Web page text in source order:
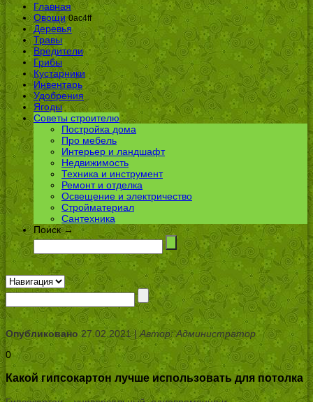
Главная
Овощи 0ac4ff
Деревья
Травы
Вредители
Грибы
Кустарники
Инвентарь
Удобрения
Ягоды
Советы строителю
Постройка дома
Про мебель
Интерьер и ландшафт
Недвижимость
Техника и инструмент
Ремонт и отделка
Освещение и электричество
Стройматериал
Сантехника
Поиск →
Опубликовано27.02.2021 |Автор: Администратор
0
Какой гипсокартон лучше использовать для потолка